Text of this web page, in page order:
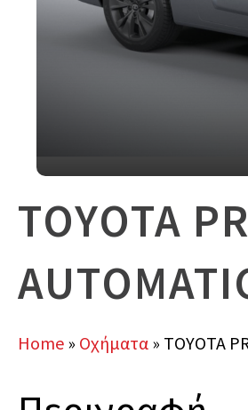
TOYOTA
Home » Οχήματα » TOYOTA